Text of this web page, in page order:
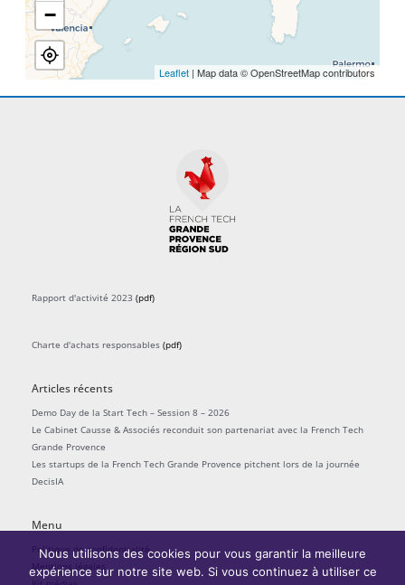
−
Leaflet| Map data © OpenStreetMap contributors
Rapport d'activité 2023 (pdf)
Charte d'achats responsables (pdf)
Articles récents
Demo Day de la Start Tech – Session 8 – 2026
Le Cabinet Causse & Associés reconduit son partenariat avec la French Tech
Grande Provence
Les startups de la French Tech Grande Provence pitchent lors de la journée
DecisIA
Menu
Politique de confidentialité
Mentions légales
Nous utilisons des cookies pour vous garantir la meilleure
expérience sur notre site web. Si vous continuez à utiliser ce